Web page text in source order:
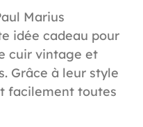
Marius
idée cadeau pour
cuir vintage et
Grâce à leur style
facilement toutes